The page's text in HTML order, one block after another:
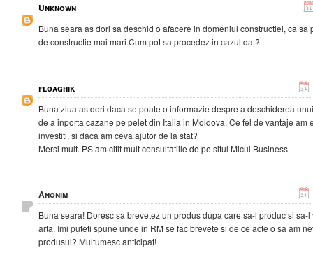
Unknown
Buna seara as dori sa deschid o afacere in domeniul constructiei, ca sa
de constructie mai mari.Cum pot sa procedez in cazul dat?
floaghik
Buna ziua as dori daca se poate o informazie despre a deschiderea
de a inporta cazane pe pelet din Italia in Moldova. Ce fel de vantaje am
investiti, si daca am ceva ajutor de la stat?
Mersi mult. PS am citit mult consultatiile de pe situl Micul Business.
Anonim
Buna seara! Doresc sa brevetez un produs dupa care sa-l produc si sa-
arta. Imi puteti spune unde in RM se fac brevete si de ce acte o sa am
produsul? Multumesc anticipat!